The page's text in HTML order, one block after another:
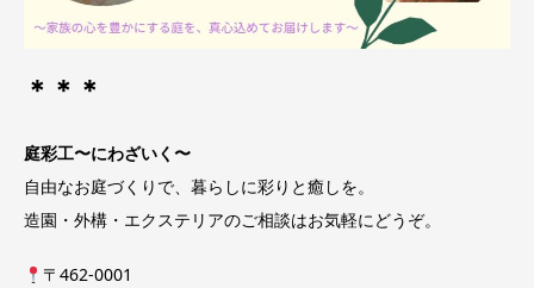
＊＊＊
庭彩工〜にわざいく〜
自由なお庭づくりで、暮らしに彩りと癒しを。
造園・外構・エクステリアのご相談はお気軽にどうぞ。
〒462-0001